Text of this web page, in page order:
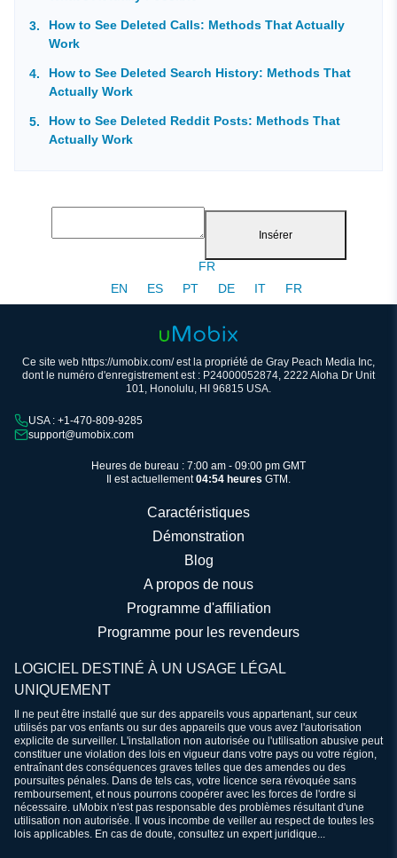
How to See Deleted Calls: Methods That Actually
Work
How to See Deleted Search History: Methods That
Actually Work
How to See Deleted Reddit Posts: Methods That
Actually Work
Insérer
FR
EN
ES PT DE IT FR
Ce site web https://umobix.com/ est la propriété de Gray Peach Media Inc,
dont le numéro d'enregistrement est : P24000052874, 2222 Aloha Dr Unit
101, Honolulu, HI 96815 USA.
USA : +1-470-809-9285
support@umobix.com
Heures de bureau : 7:00 am - 09:00 pm GMT
Il est actuellement04:54 heures GTM.
Caractéristiques
Démonstration
Blog
A propos de nous
Programme d'affiliation
Programme pour les revendeurs
LOGICIEL DESTINÉ À UN USAGE LÉGAL
UNIQUEMENT
Il ne peut être installé que sur des appareils vous appartenant, sur ceux
utilisés par vos enfants ou sur des appareils que vous avez l'autorisation
explicite de surveiller. L'installation non autorisée ou l'utilisation abusive peut
constituer une violation des lois en vigueur dans votre pays ou votre région,
entraînant des conséquences graves telles que des amendes ou des
poursuites pénales. Dans de tels cas, votre licence sera révoquée sans
remboursement, et nous pourrons coopérer avec les forces de l'ordre si
nécessaire. uMobix n'est pas responsable des problèmes résultant d'une
utilisation non autorisée. Il vous incombe de veiller au respect de toutes les
lois applicables. En cas de doute, consultez un expert juridique...